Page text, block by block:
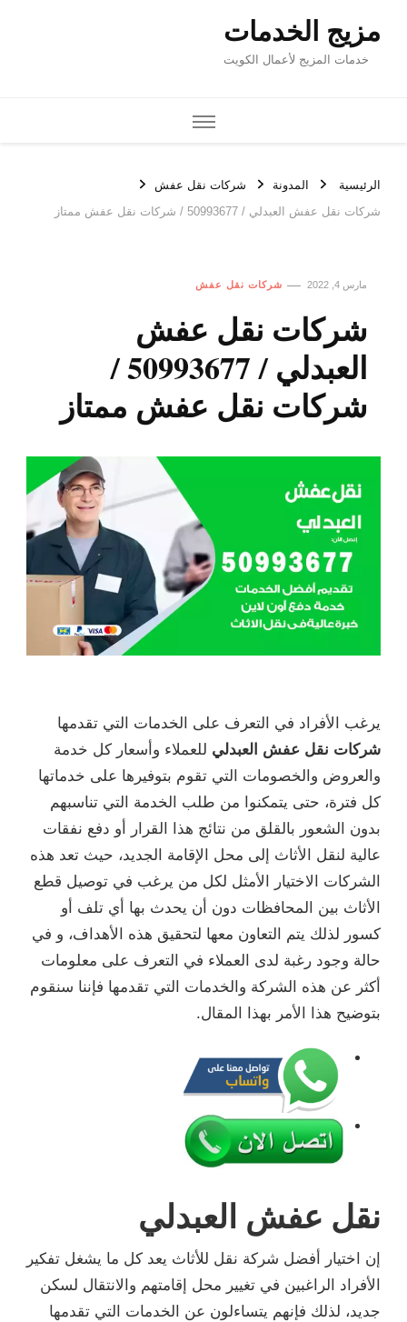
مزيج الخدمات
خدمات المزيج لأعمال الكويت
الرئيسية المدونة
شركات نقل عفش
شركات نقل عفش العبدلي / 50993677 / شركات نقل عفش ممتاز
مارس 4, 2022 شركات نقل عفش
شركات نقل عفش
العبدلي / 50993677 /
شركات نقل عفش ممتاز
يرغب الأفراد في التعرف على الخدمات التي تقدمها
شركات نقل عفش العبدلي للعملاء وأسعار كل خدمة
والعروض والخصومات التي تقوم بتوفيرها على خدماتها
كل فترة، حتى يتمكنوا من طلب الخدمة التي تناسبهم
بدون الشعور بالقلق من نتائج هذا القرار أو دفع نفقات
عالية لنقل الأثاث إلى محل الإقامة الجديد، حيث تعد هذه
الشركات الاختيار الأمثل لكل من يرغب في توصيل قطع
الأثاث بين المحافظات دون أن يحدث بها أي تلف أو
كسور لذلك يتم التعاون معها لتحقيق هذه الأهداف، و في
حالة وجود رغبة لدى العملاء في التعرف على معلومات
أكثر عن هذه الشركة والخدمات التي تقدمها فإننا سنقوم
بتوضيح هذا الأمر بهذا المقال.
نقل عفش العبدلي
إن اختيار أفضل شركة نقل للأثاث يعد كل ما يشغل تفكير
الأفراد الراغبين في تغيير محل إقامتهم والانتقال لسكن
جديد، لذلك فإنهم يتساءلون عن الخدمات التي تقدمها